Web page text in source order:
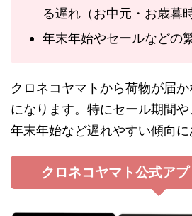
る遅れ（お中元・お歳暮
年末年始やセールなどの
クロネコヤマトから荷物が届
になります。特にセール期間や
年末年始など遅れやすい傾向に
クロネコヤマト公式ア